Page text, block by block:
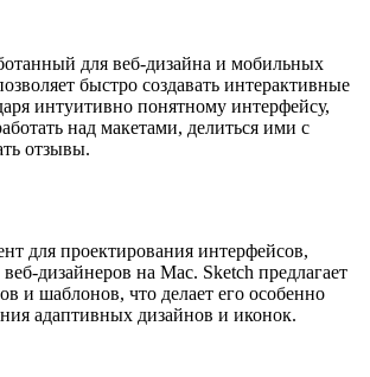
для веб-дизайна и мобильных
быстро создавать интерактивные
интуитивно понятному интерфейсу,
над макетами, делиться ими с
отзывы.
для проектирования интерфейсов,
дизайнеров на Mac. Sketch предлагает
и шаблонов, что делает его особенно
адаптивных дизайнов и иконок.